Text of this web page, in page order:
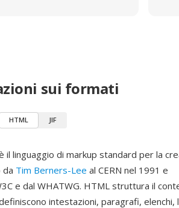
sui formati
HTML JIF
linguaggio di markup standard per la
da Tim Berners-Lee al CERN nel 1991 e
e dal WHATWG. HTML struttura il
intestazioni, paragrafi, elenchi,